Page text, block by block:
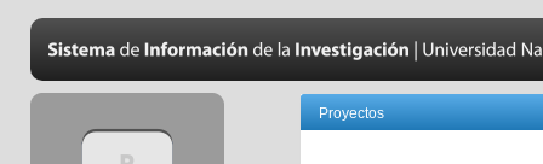
Proyectos